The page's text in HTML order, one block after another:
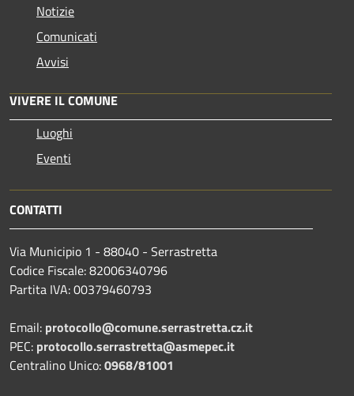
Notizie
Comunicati
Avvisi
VIVERE IL COMUNE
Luoghi
Eventi
CONTATTI
Via Municipio 1 - 88040 - Serrastretta
Codice Fiscale: 82006340796
Partita IVA: 00379460793
Email: protocollo@comune.serrastretta.cz.it
PEC: protocollo.serrastretta@asmepec.it
Centralino Unico:0968/81001